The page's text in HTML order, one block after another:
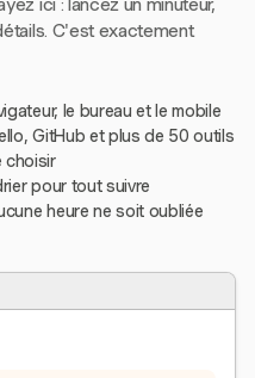
ici : lancez un minuteur,
C'est exactement
le bureau et le mobile
GitHub et plus de 50 outils
choisir
pour tout suivre
heure ne soit oubliée